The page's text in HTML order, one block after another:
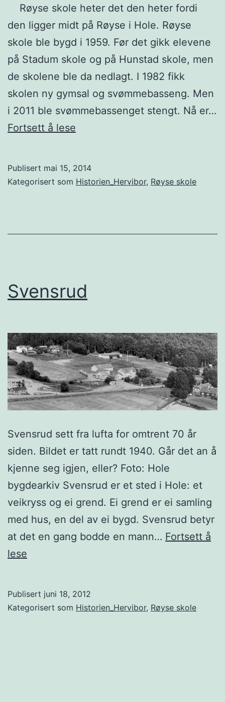
Røyse skole heter det den heter fordi
den ligger midt på Røyse i Hole. Røyse
skole ble bygd i 1959. Før det gikk elevene
på Stadum skole og på Hunstad skole, men
de skolene ble da nedlagt. I 1982 fikk
skolen ny gymsal og svømmebasseng. Men
i 2011 ble svømmebassenget stengt. Nå er…
Fortsett å lese
Publisert mai 15, 2014
Kategorisert som Historien_Hervibor, Røyse skole
Svensrud
Svensrud sett fra lufta for omtrent 70 år
siden. Bildet er tatt rundt 1940. Går det an å
kjenne seg igjen, eller? Foto: Hole
bygdearkiv Svensrud er et sted i Hole: et
veikryss og ei grend. Ei grend er ei samling
med hus, en del av ei bygd. Svensrud betyr
at det en gang bodde en mann… Fortsett å
lese
Publisert juni 18, 2012
Kategorisert som Historien_Hervibor, Røyse skole